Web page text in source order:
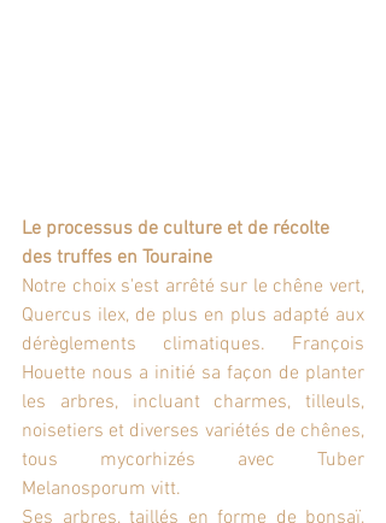
Le processus de culture et de récolte
des truffes en Touraine
Notre choix s'est arrêté sur le chêne vert,
Quercus ilex, de plus en plus adapté aux
dérèglements climatiques. François
Houette nous a initié sa façon de planter
les arbres, incluant charmes, tilleuls,
noisetiers et diverses variétés de chênes,
tous mycorhizés avec Tuber
Melanosporum vitt.